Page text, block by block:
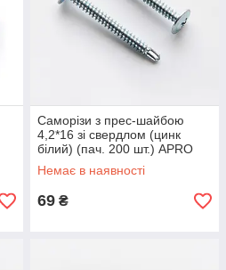
Саморізи з прес-шайбою
4,2*16 зі свердлом (цинк
білий) (пач. 200 шт.) APRO
Немає в наявності
69 ₴